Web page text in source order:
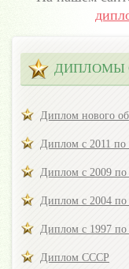
ДИПЛОМЫ
Диплом нового
Диплом с 2011 по
Диплом с 2009 по
Диплом с 2004 по
Диплом с 1997 по
Диплом СССР